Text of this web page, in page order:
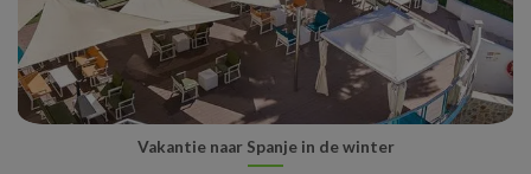
Vakantie naar Spanje in de winter